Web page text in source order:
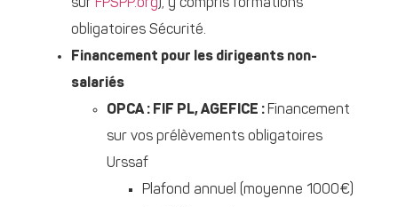
sur FPSPP.org), y compris formations
obligatoires Sécurité.
Financement pour les dirigeants non-
salariés
OPCA : FIF PL, AGEFICE : Financement
sur vos prélèvements obligatoires
Urssaf
Plafond annuel (moyenne 1000€)